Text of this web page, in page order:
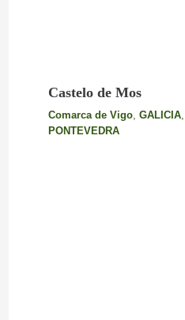
Castelo de Mos
Comarca de Vigo, GALICIA,
PONTEVEDRA